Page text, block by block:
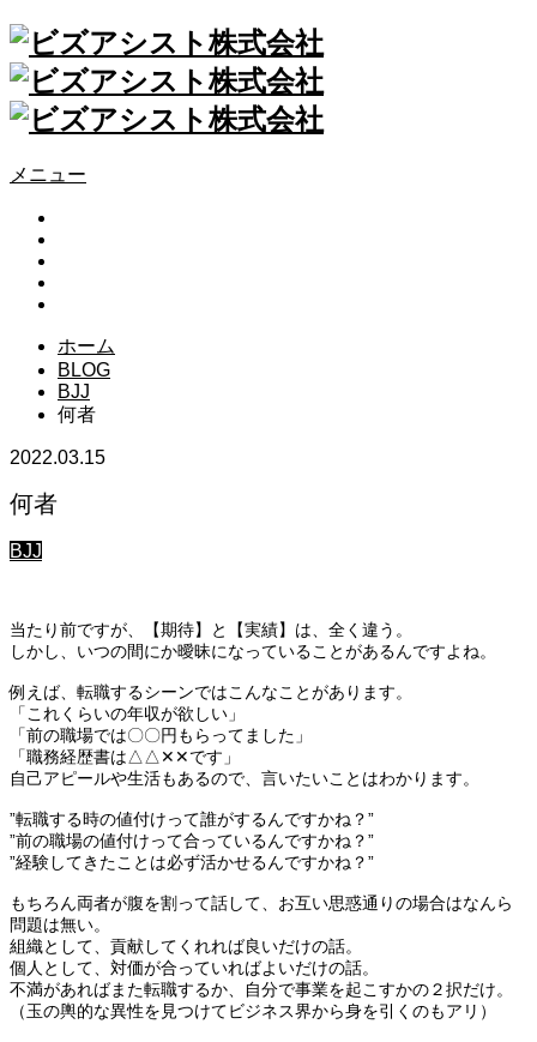
メニュー
ホーム
BLOG
BJJ
何者
2022.03.15
何者
BJJ
当たり前ですが、【期待】と【実績】は、全く違う。
しかし、いつの間にか曖昧になっていることがあるんですよね。
例えば、転職するシーンではこんなことがあります。
「これくらいの年収が欲しい」
「前の職場では〇〇円もらってました」
「職務経歴書は△△✕✕です」
自己アピールや生活もあるので、言いたいことはわかります。
”転職する時の値付けって誰がするんですかね？”
”前の職場の値付けって合っているんですかね？”
”経験してきたことは必ず活かせるんですかね？”
もちろん両者が腹を割って話して、お互い思惑通りの場合はなんら
問題は無い。
組織として、貢献してくれれば良いだけの話。
個人として、対価が合っていればよいだけの話。
不満があればまた転職するか、自分で事業を起こすかの２択だけ。
（玉の輿的な異性を見つけてビジネス界から身を引くのもアリ）